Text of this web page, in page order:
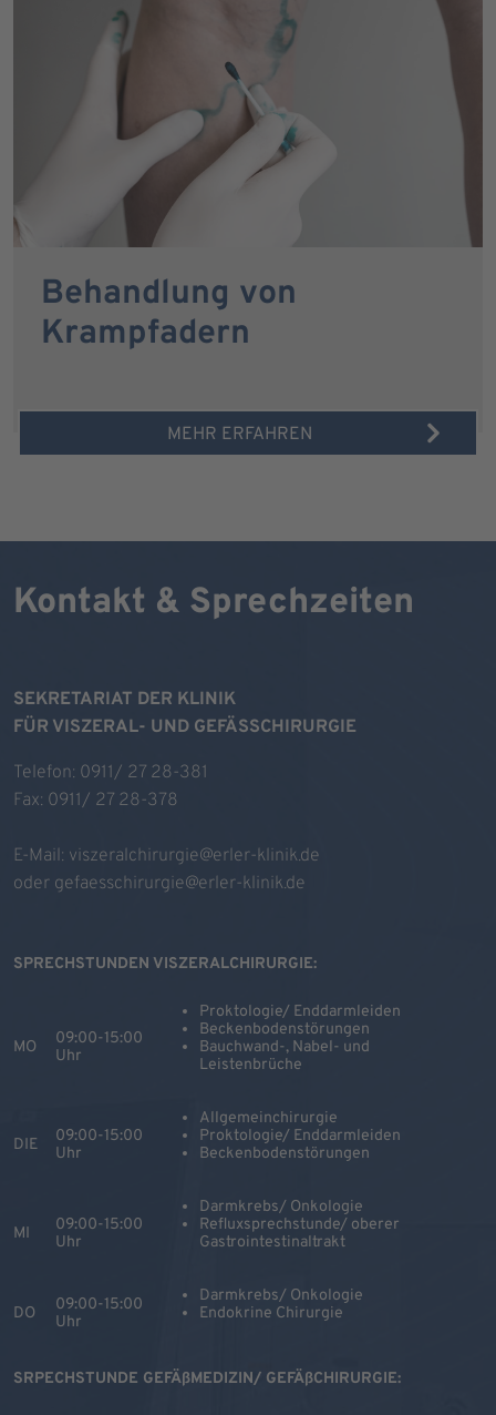
Behandlung von
Krampfadern
MEHR ERFAHREN
Kontakt & Sprechzeiten
SEKRETARIAT DER KLINIK
FÜR VISZERAL- UND GEFÄSSCHIRURGIE
Telefon: 0911/ 27 28-381
Fax: 0911/ 27 28-378
E-Mail: viszeralchirurgie@erler-klinik.de
oder gefaesschirurgie@erler-klinik.de
SPRECHSTUNDEN VISZERALCHIRURGIE:
MO
09:00-15:00
Uhr
Proktologie/ Enddarmleiden
Beckenbodenstörungen
Bauchwand-, Nabel- und
Leistenbrüche
DIE
09:00-15:00
Uhr
Allgemeinchirurgie
Proktologie/ Enddarmleiden
Beckenbodenstörungen
MI
09:00-15:00
Uhr
Darmkrebs/ Onkologie
Refluxsprechstunde/ oberer
Gastrointestinaltrakt
DO
09:00-15:00
Uhr
Darmkrebs/ Onkologie
Endokrine Chirurgie
SRPECHSTUNDE GEFÄßMEDIZIN/ GEFÄßCHIRURGIE: